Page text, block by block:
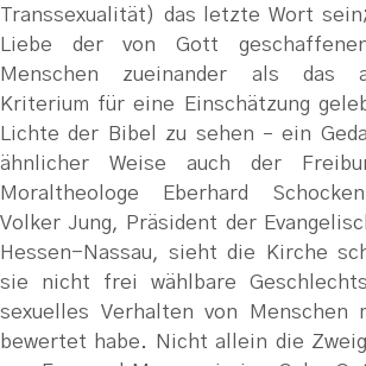
Transsexualität) das letzte Wort
Liebe der von Gott
Menschen zueinander als das
Kriterium für eine Einschätzung
Lichte der Bibel zu sehen – ein
ähnlicher Weise auch der
Moraltheologe Eberhard
Volker Jung, Präsident der
Hessen-Nassau, sieht die Kirche
sie nicht frei wählbare
sexuelles Verhalten von Menschen
bewertet habe. Nicht allein die